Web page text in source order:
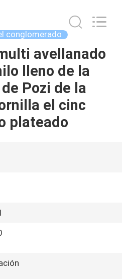
conglomerado
avellanado
lleno de la
Pozi de la
el cinc
plateado